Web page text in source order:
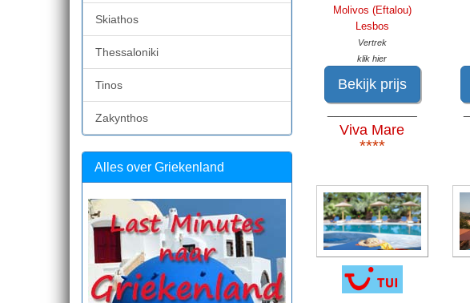
Molivos (Eftalou)
Lesbos
Vertrek
klik hier
Bekijk prijs
Viva Mare
****
Skiathos
Thessaloniki
Tinos
Zakynthos
Alles over Griekenland